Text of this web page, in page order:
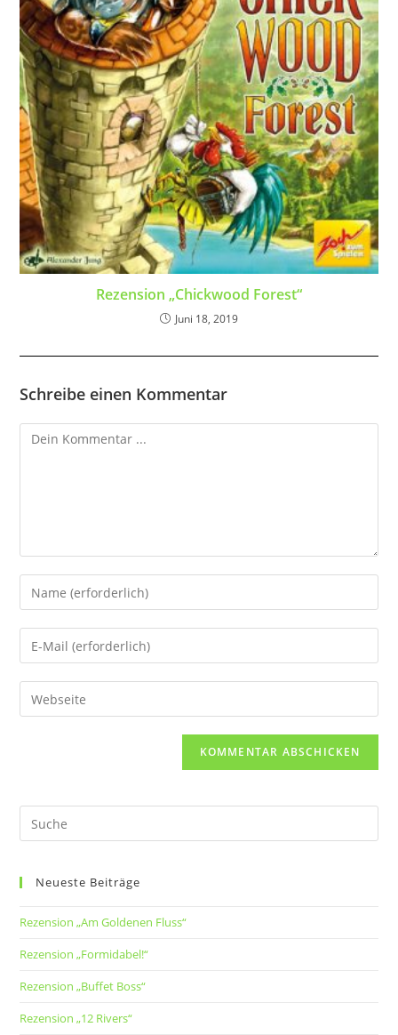
Rezension „Chickwood Forest“
Juni 18, 2019
Schreibe einen Kommentar
Neueste Beiträge
Rezension „Am Goldenen Fluss“
Rezension „Formidabel!“
Rezension „Buffet Boss“
Rezension „12 Rivers“